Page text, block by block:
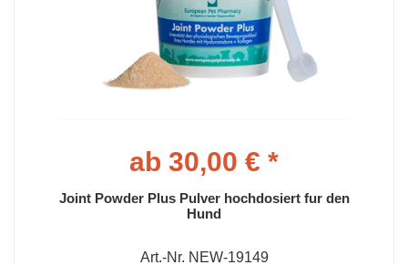
ab 30,00 € *
Joint Powder Plus Pulver hochdosiert fur den
Hund
Art.-Nr. NEW-19149